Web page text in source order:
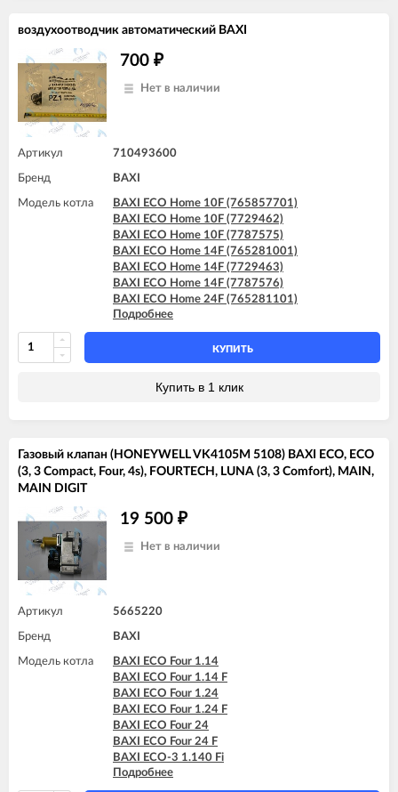
BAXI MAIN 24 Fi (BSE)
BAXI MAIN DIGIT 240Fi
BAXI MAIN Four 18 F (серая панель)
BAXI MAIN Four 240 F (белая панель)
воздухоотводчик автоматический BAXI
700 ₽
Нет в наличии
Артикул 710493600
Бренд BAXI
Модель котла
BAXI ECO Home 10F (765857701)
BAXI ECO Home 10F (7729462)
BAXI ECO Home 10F (7787575)
BAXI ECO Home 14F (765281001)
BAXI ECO Home 14F (7729463)
BAXI ECO Home 14F (7787576)
BAXI ECO Home 24F (765281101)
BAXI ECO Home 24F (7729464)
BAXI ECO Home 24F (7787577)
BAXI ECO-4s 1.24 F
BAXI ECO-4s 10 F
BAXI ECO-4s 24
Подробнее
КУПИТЬ
Купить в 1 клик
Газовый клапан (HONEYWELL VK4105M 5108) BAXI ECO, ECO
(3, 3 Compact, Four, 4s), FOURTECH, LUNA (3, 3 Comfort), MAIN,
MAIN DIGIT
19 500 ₽
Нет в наличии
Артикул 5665220
Бренд BAXI
Модель котла
BAXI ECO Four 1.14
BAXI ECO Four 1.14 F
BAXI ECO Four 1.24
BAXI ECO Four 1.24 F
BAXI ECO Four 24
BAXI ECO Four 24 F
BAXI ECO-3 1.140 Fi
BAXI ECO-3 1.240 Fi
BAXI ECO-3 240 Fi
Подробнее